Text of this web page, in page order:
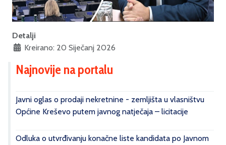
Detalji
Kreirano: 20 Siječanj 2026
Najnovije na portalu
Javni oglas o prodaji nekretnine - zemljišta u vlasništvu
Općine Kreševo putem javnog natječaja – licitacije
Odluka o utvrđivanju konačne liste kandidata po Javnom